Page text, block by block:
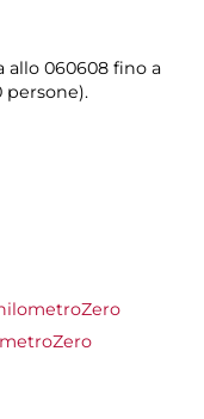
allo 060608 fino a